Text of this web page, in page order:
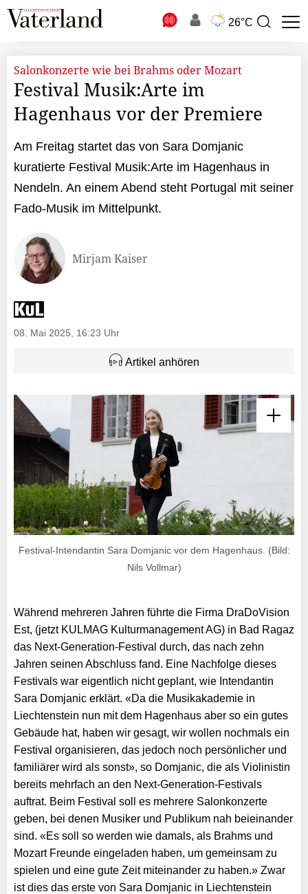
26°C
Suchbegriff
Salonkonzerte wie bei Brahms oder Mozart
Festival Musik:Arte im
Hagenhaus vor der Premiere
Am Freitag startet das von Sara Domjanic
kuratierte Festival Musik:Arte im Hagenhaus in
Nendeln. An einem Abend steht Portugal mit seiner
Fado-Musik im Mittelpunkt.
08. Mai 2025, 16:23 Uhr
Mirjam Kaiser
Artikel anhören
Festival-Intendantin Sara Domjanic vor dem Hagenhaus. (Bild:
Nils Vollmar)
Während mehreren Jahren führte die Firma DraDoVision
Est, (jetzt KULMAG Kulturmanagement AG) in Bad Ragaz
das Next-Generation-Festival durch, das nach zehn
Jahren seinen Abschluss fand. Eine Nachfolge dieses
Festivals war eigentlich nicht geplant, wie Intendantin
Sara Domjanic erklärt. «Da die Musikakademie in
Liechtenstein nun mit dem Hagenhaus aber so ein gutes
Gebäude hat, haben wir gesagt, wir wollen nochmals ein
Festival organisieren, das jedoch noch persönlicher und
familiärer wird als sonst», so Domjanic, die als Violinistin
bereits mehrfach an den Next-Generation-Festivals
auftrat. Beim Festival soll es mehrere Salonkonzerte
geben, bei denen Musiker und Publikum nah beieinander
sind. «Es soll so werden wie damals, als Brahms und
Mozart Freunde eingeladen haben, um gemeinsam zu
spielen und eine gute Zeit miteinander zu haben.» Zwar
ist dies das erste von Sara Domjanic in Liechtenstein